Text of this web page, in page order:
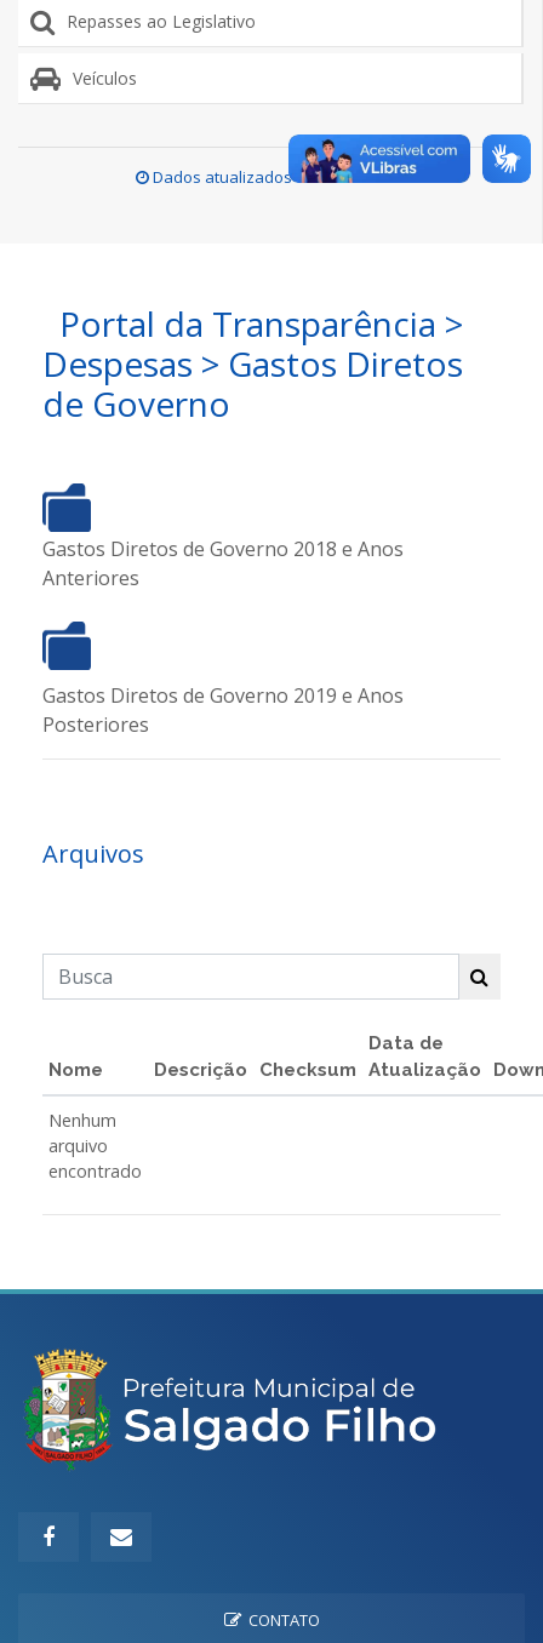
Repasses ao Legislativo
Veículos
Dados atualizados em31/07/2026.
Portal da Transparência >
Despesas > Gastos Diretos
de Governo
Gastos Diretos de Governo 2018 e Anos
Anteriores
Gastos Diretos de Governo 2019 e Anos
Posteriores
Arquivos
Nome Descrição Checksum
Data de
Atualização
Nenhum
arquivo
encontrado
CONTATO